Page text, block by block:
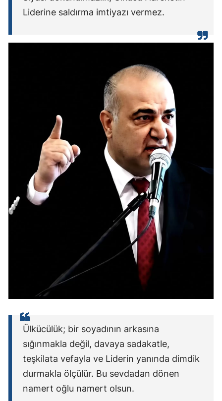
Liderine saldırma imtiyazı vermez.
Ülkücülük; bir soyadının arkasına
sığınmakla değil, davaya sadakatle,
teşkilata vefayla ve Liderin yanında dimdik
durmakla ölçülür. Bu sevdadan dönen
namert oğlu namert olsun.